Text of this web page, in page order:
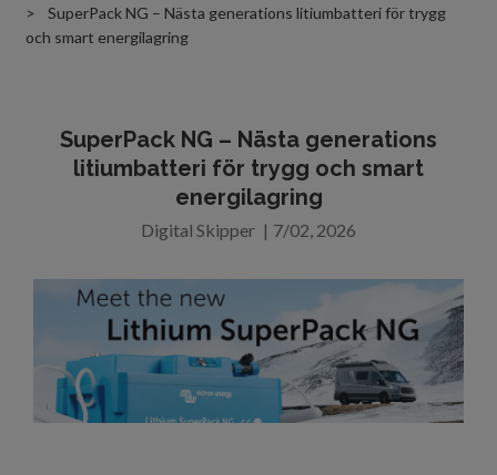
SuperPack NG – Nästa generations litiumbatteri för trygg
och smart energilagring
SuperPack NG – Nästa generations
litiumbatteri för trygg och smart
energilagring
Digital Skipper | 7/02, 2026